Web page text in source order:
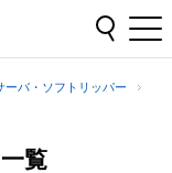
ーバ・ソフトリッパー
覧